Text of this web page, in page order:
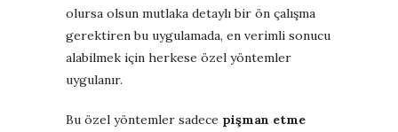
olursa olsun mutlaka detaylı bir ön çalışma
gerektiren bu uygulamada, en verimli sonucu
alabilmek için herkese özel yöntemler
uygulanır.
Bu özel yöntemler sadece pişman etme